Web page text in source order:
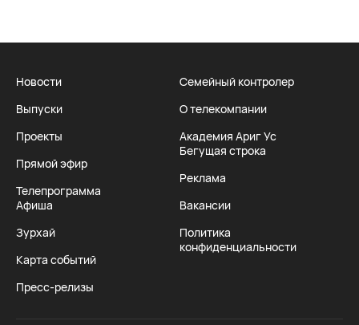
Новости
Выпуски
Проекты
Прямой эфир
Телепрограмма
Афиша
Зурхай
Карта событий
Пресс-релизы
Семейный контролер
О телекомпании
Академия Ариг Ус
Бегущая строка
Реклама
Вакансии
Политика
конфиденциальности